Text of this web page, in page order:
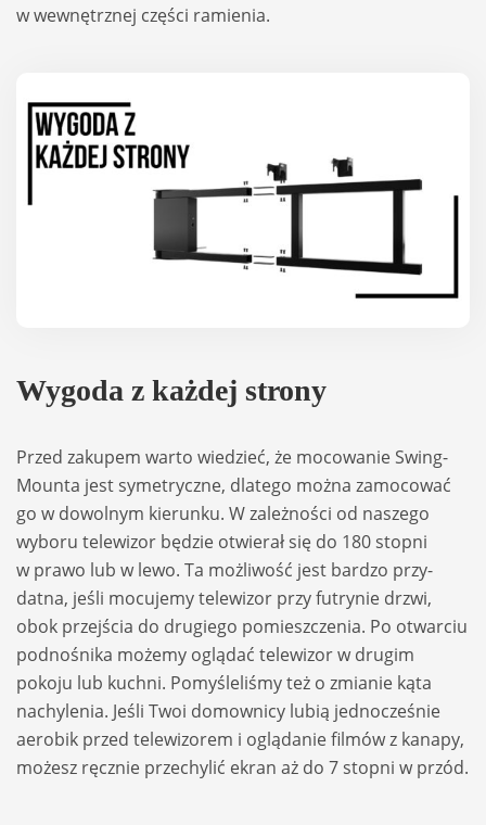
w wewnętrz­nej czę­ści ramie­nia.
Wygoda z każ­dej strony
Przed zaku­pem warto wie­dzieć, że moco­wa­nie Swing-
Mounta jest syme­tryczne, dla­tego można zamo­co­wać
go w dowol­nym kie­runku. W zależ­no­ści od naszego
wyboru tele­wi­zor będzie otwie­rał się do 180 stopni
w prawo lub w lewo. Ta moż­li­wość jest bar­dzo przy­
datna, jeśli mocu­jemy tele­wi­zor przy futry­nie drzwi,
obok przej­ścia do dru­giego pomiesz­cze­nia. Po otwar­ciu
podno­śnika możemy oglą­dać tele­wi­zor w dru­gim
pokoju lub kuchni. Pomy­śle­li­śmy też o zmia­nie kąta
nachy­le­nia. Jeśli Twoi domow­nicy lubią jed­no­cze­śnie
aero­bik przed tele­wi­zorem i oglą­da­nie fil­mów z kanapy,
możesz ręcz­nie prze­chy­lić ekran aż do 7 stopni w przód.